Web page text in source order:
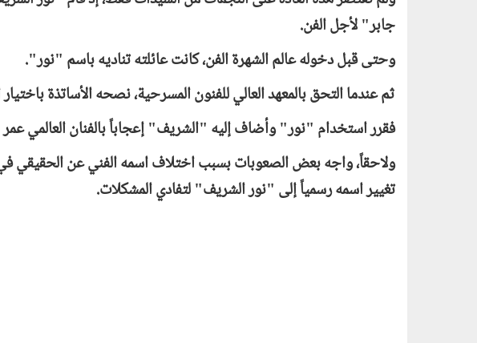
جابر" لأجل الفن.
وحتى قبل دخوله عالم الشهرة الفن، كانت عائلته تناديه باسم "نور".
ثم عندما التحق بالمعهد العالي للفنون المسرحية، نصحه الأساتذة
فقرر استخدام "نور" وأضاف إليه "الشريف" إعجاباً بالفنان العالمي
ولاحقاً، واجه بعض الصعوبات بسبب اختلاف اسمه الفني عن الحقيقي في
تغيير اسمه رسمياً إلى "نور الشريف" لتفادي المشكلات.